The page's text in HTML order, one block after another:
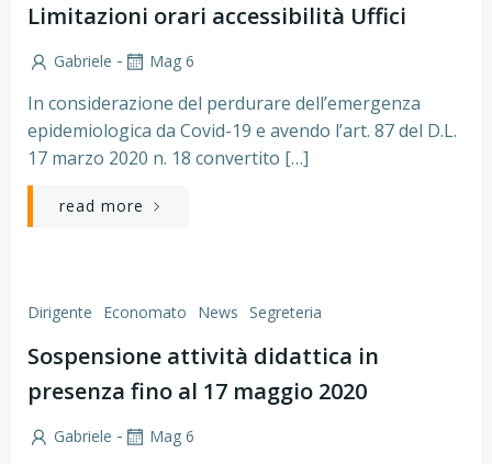
Limitazioni orari accessibilità Uffici
Gabriele - Mag 6
In considerazione del perdurare dell’emergenza
epidemiologica da Covid-19 e avendo l’art. 87 del D.L.
17 marzo 2020 n. 18 convertito […]
read more
Dirigente Economato News Segreteria
Sospensione attività didattica in
presenza fino al 17 maggio 2020
Gabriele - Mag 6